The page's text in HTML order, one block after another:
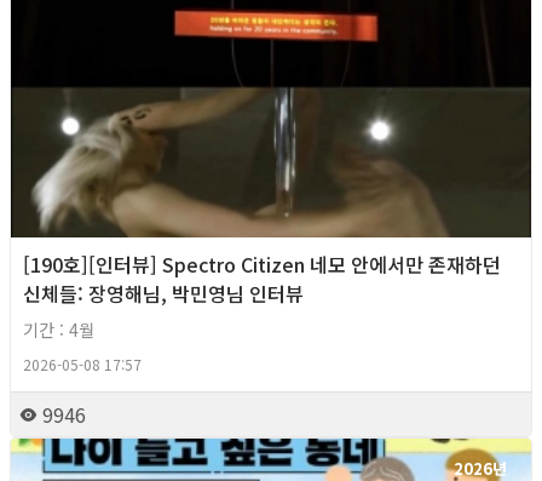
[190호][인터뷰] Spectro Citizen 네모 안에서만 존재하던
신체들: 장영해님, 박민영님 인터뷰
기간 : 4월
2026-05-08 17:57
9946
2026년